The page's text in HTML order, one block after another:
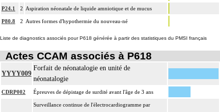
P24.1 2 Aspiration néonatale de liquide amniotique et de mucus
P80.8 2 Autres formes d'hypothermie du nouveau-né
Liste de diagnostics associés pour P618 générée à partir des statistiques du PMSI français
Actes CCAM associés à P618
YYYY009
Forfait de néonatalogie en unité de
néonatalogie
CDRP002 Épreuves de dépistage de surdité avant l'âge de 3 ans
Surveillance continue de l'électrocardiogramme par